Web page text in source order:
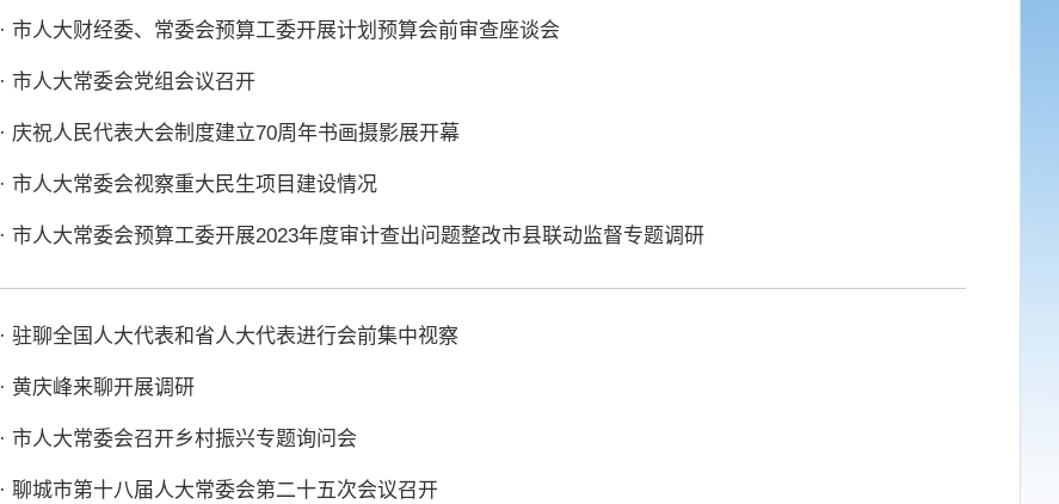
· 市人大财经委、常委会预算工委开展计划预算会前审查座谈会
· 市人大常委会党组会议召开
· 庆祝人民代表大会制度建立70周年书画摄影展开幕
· 市人大常委会视察重大民生项目建设情况
· 市人大常委会预算工委开展2023年度审计查出问题整改市县联动监督专题调研
· 驻聊全国人大代表和省人大代表进行会前集中视察
· 黄庆峰来聊开展调研
· 市人大常委会召开乡村振兴专题询问会
· 聊城市第十八届人大常委会第二十五次会议召开